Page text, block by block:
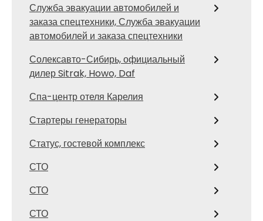
Служба эвакуации автомобилей и
заказа спецтехники, Служба эвакуации
автомобилей и заказа спецтехники
Солексавто-Сибирь, официальный
дилер Sitrak, Howo, Daf
Спа-центр отеля Карелия
Стартеры генераторы
Статус, гостевой комплекс
СТО
СТО
СТО